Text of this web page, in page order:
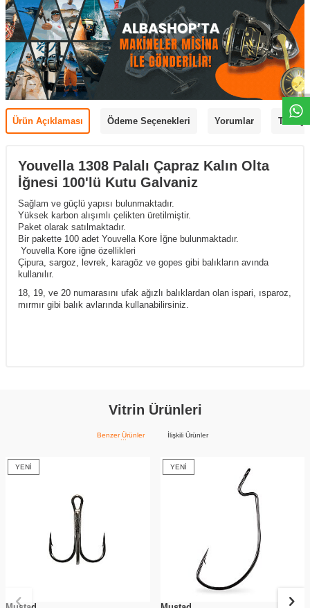
Ürün Açıklaması Ödeme Seçenekleri Yorumlar
Youvella 1308 Palalı Çapraz Kalın Olta
İğnesi 100'lü Kutu Galvaniz
Sağlam ve güçlü yapısı bulunmaktadır.
Yüksek karbon alışımlı çelikten üretilmiştir.
Paket olarak satılmaktadır.
Bir pakette 100 adet Youvella Kore İğne bulunmaktadır.
Youvella Kore iğne özellikleri
Çipura, sargoz, levrek, karagöz ve gopes gibi balıkların avında
kullanılır.
18, 19, ve 20 numarasını ufak ağızlı balıklardan olan ispari, ısparoz,
mırmır gibi balık avlarında kullanabilirsiniz.
Vitrin Ürünleri
Benzer Ürünler İlişkili Ürünler
YENI YENI